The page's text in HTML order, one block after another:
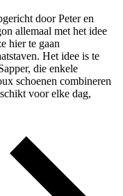
door Peter en
allemaal met het idee
hier te gaan
Het idee is te
die enkele
schoenen combineren
voor elke dag,